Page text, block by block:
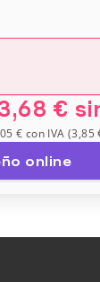
€
€ con IVA (3,85
online